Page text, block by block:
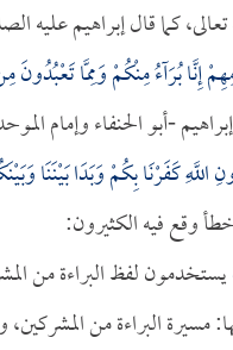
كما قال إبراهيم عليه
إِنَّا بُرَآءُ مِنْكُمْ وَمِمَّا تَعْبُدُونَ
كَفَرْنَا بِكُمْ وَبَدَا بَيْنَنَا
وقع فيه الكثيرون:
يستخدمون لفظ البراءة من
مسيرة البراءة من